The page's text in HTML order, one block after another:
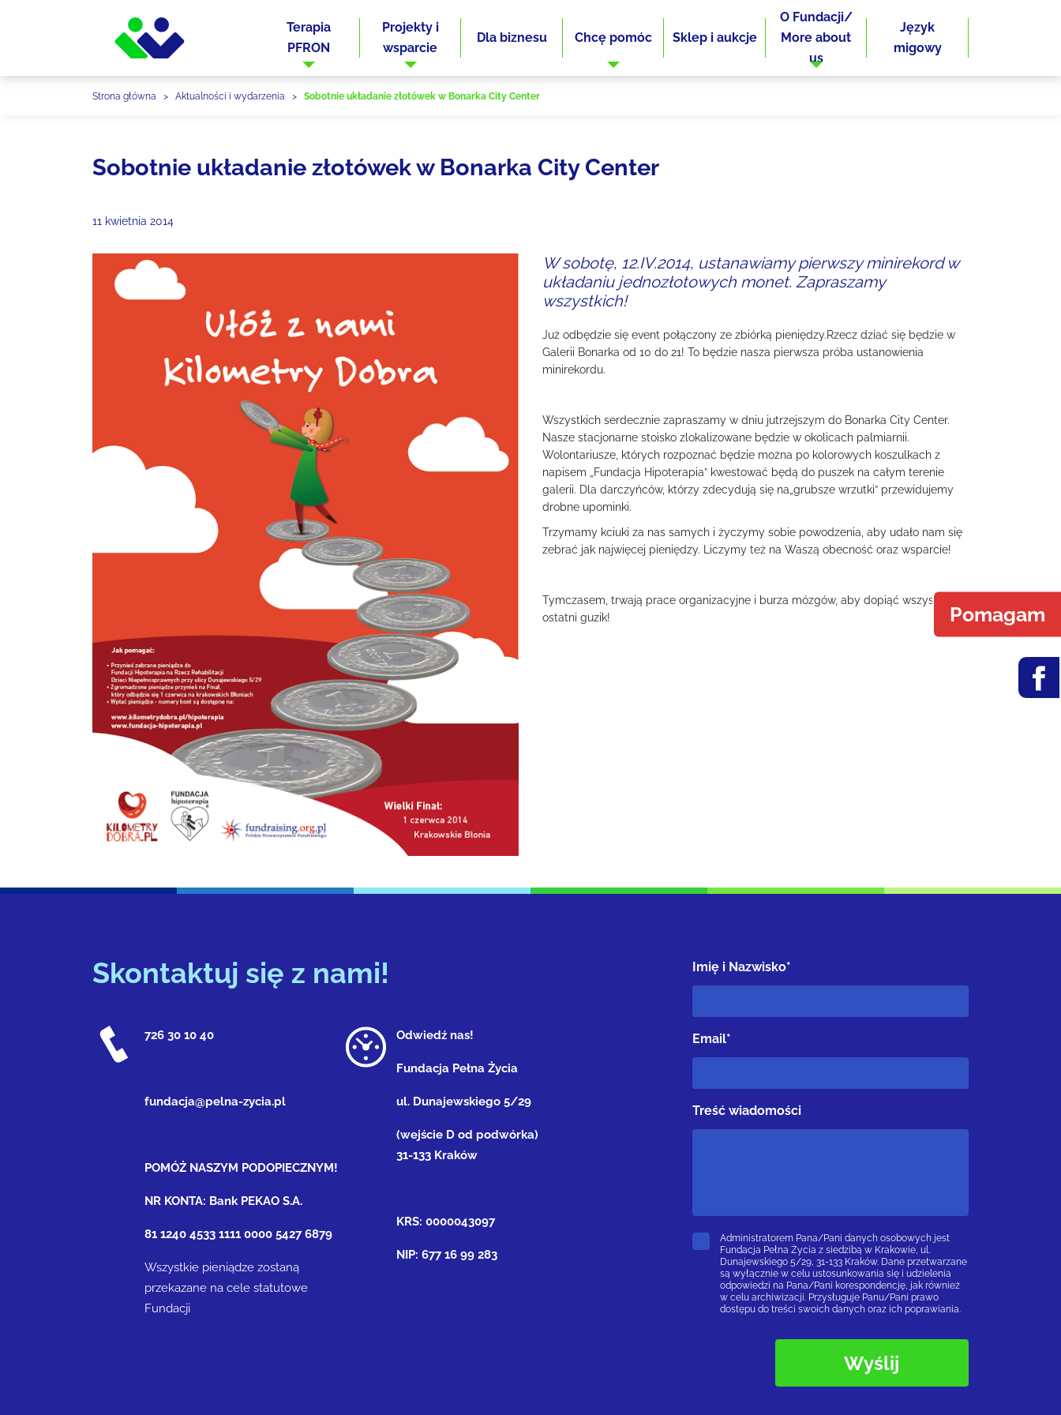
Terapia
PFRON
Projekty i
wsparcie
Dla biznesu Chcę pomóc Sklep i aukcje
O Fundacji/
More about
us
Język
migowy
Pomagam
Strona główna > Aktualności i wydarzenia > Sobotnie układanie złotówek w Bonarka City Center
Sobotnie układanie złotówek w Bonarka City Center
11 kwietnia 2014
W sobotę, 12.IV.2014, ustanawiamy pierwszy minirekord w
układaniu jednozłotowych monet. Zapraszamy
wszystkich!
Już odbędzie się event połączony ze zbiórką pieniędzy.Rzecz dziać się będzie w
Galerii Bonarka od 10 do 21! To będzie nasza pierwsza próba ustanowienia
minirekordu.
Wszystkich serdecznie zapraszamy w dniu jutrzejszym do Bonarka City Center.
Nasze stacjonarne stoisko zlokalizowane będzie w okolicach palmiarnii.
Wolontariusze, których rozpoznać będzie można po kolorowych koszulkach z
napisem „Fundacja Hipoterapia” kwestować będą do puszek na całym terenie
galerii. Dla darczyńców, którzy zdecydują się na„grubsze wrzutki” przewidujemy
drobne upominki.
Trzymamy kciuki za nas samych i życzymy sobie powodzenia, aby udało nam się
zebrać jak najwięcej pieniędzy. Liczymy też na Waszą obecność oraz wsparcie!
Tymczasem, trwają prace organizacyjne i burza mózgów, aby dopiąć wszystko na
ostatni guzik!
Skontaktuj się z nami!
726 30 10 40
fundacja@pelna-zycia.pl
POMÓŻ NASZYM PODOPIECZNYM!
NR KONTA: Bank PEKAO S.A.
81 1240 4533 1111 0000 5427 6879
Wszystkie pieniądze zostaną
przekazane na cele statutowe
Fundacji
Odwiedź nas!
Fundacja Pełna Życia
ul. Dunajewskiego 5/29
(wejście D od podwórka)
31-133 Kraków
KRS: 0000043097
NIP: 677 16 99 283
Imię i Nazwisko*
Email*
Treść wiadomości
Administratorem Pana/Pani danych osobowych jest
Fundacja Pełna Życia z siedzibą w Krakowie, ul.
Dunajewskiego 5/29, 31-133 Kraków. Dane przetwarzane
są wyłącznie w celu ustosunkowania się i udzielenia
odpowiedzi na Pana/Pani korespondencję, jak również
w celu archiwizacji. Przysługuje Panu/Pani prawo
dostępu do treści swoich danych oraz ich poprawiania.